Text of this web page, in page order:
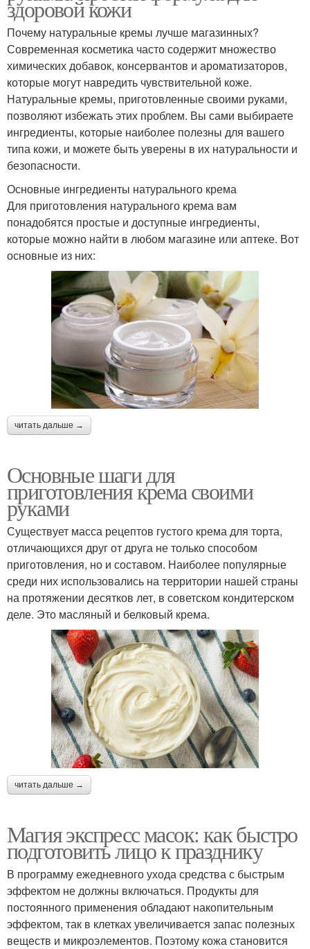
здоровой кожи
Почему натуральные кремы лучше магазинных?
Современная косметика часто содержит множество
химических добавок, консервантов и ароматизаторов,
которые могут навредить чувствительной коже.
Натуральные кремы, приготовленные своими руками,
позволяют избежать этих проблем. Вы сами выбираете
ингредиенты, которые наиболее полезны для вашего
типа кожи, и можете быть уверены в их натуральности и
безопасности.
Основные ингредиенты натурального крема
Для приготовления натурального крема вам
понадобятся простые и доступные ингредиенты,
которые можно найти в любом магазине или аптеке. Вот
основные из них:
читать дальше →
Основные шаги для
приготовления крема своими
руками
Существует масса рецептов густого крема для торта,
отличающихся друг от друга не только способом
приготовления, но и составом. Наиболее популярные
среди них использовались на территории нашей страны
на протяжении десятков лет, в советском кондитерском
деле. Это масляный и белковый крема.
читать дальше →
Магия экспресс масок: как быстро
подготовить лицо к празднику
В программу ежедневного ухода средства с быстрым
эффектом не должны включаться. Продукты для
постоянного применения обладают накопительным
эффектом, так в клетках увеличивается запас полезных
веществ и микроэлементов. Поэтому кожа становится